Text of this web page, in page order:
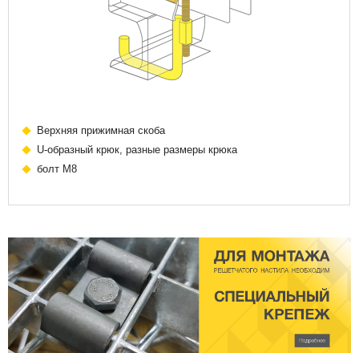
Верхняя прижимная скоба
U-образный крюк, разные размеры крюка
болт М8